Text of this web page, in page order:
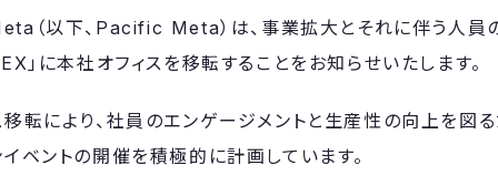
（以下、Pacific Meta）は、事業拡大とそれに伴う人員
」に本社オフィスを移転することをお知らせいたします。
移転により、社員のエンゲージメントと生産性の向上を図
イベントの開催を積極的に計画しています。